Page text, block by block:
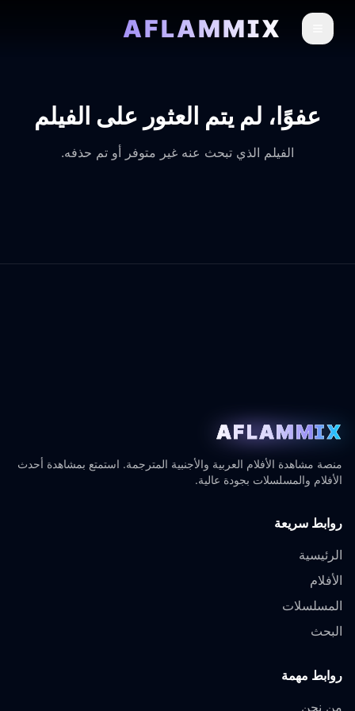
AFLAMMIX
عفوًا، لم يتم العثور على الفيلم
الفيلم الذي تبحث عنه غير متوفر أو تم حذفه.
AFLAMMIX
منصة مشاهدة الأفلام العربية والأجنبية المترجمة. استمتع بمشاهدة أحدث
الأفلام والمسلسلات بجودة عالية.
روابط سريعة
الرئيسية
الأفلام
المسلسلات
البحث
روابط مهمة
من نحن